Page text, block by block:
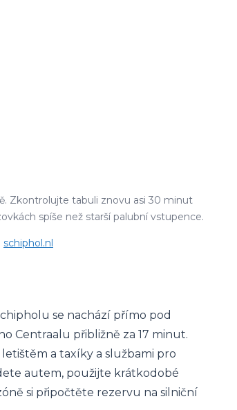
Zkontrolujte tabuli znovu asi 30 minut
spíše než starší palubní vstupence.
schiphol.nl
se nachází přímo pod
Centraalu přibližně za 17 minut.
a taxíky a službami pro
autem, použijte krátkodobé
si připočtěte rezervu na silniční